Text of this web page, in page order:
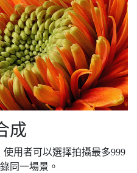
成
用者可以選擇拍攝最多999
同一場景。